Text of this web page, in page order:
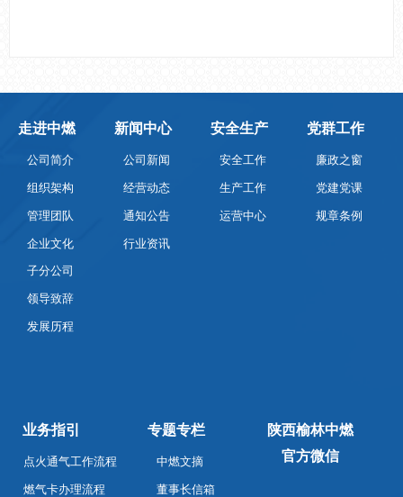
走进中燃
公司简介
组织架构
管理团队
企业文化
子分公司
领导致辞
发展历程
新闻中心
公司新闻
经营动态
通知公告
行业资讯
安全生产
安全工作
生产工作
运营中心
党群工作
廉政之窗
党建党课
规章条例
业务指引
点火通气工作流程
燃气卡办理流程
专题专栏
中燃文摘
董事长信箱
陕西榆林中燃
官方微信